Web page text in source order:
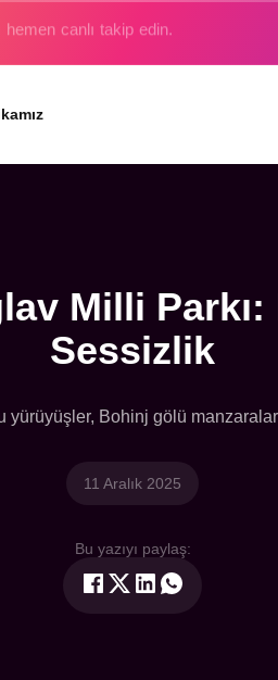
gerçek oluyor.
Milli
Sessizlik
yürüyüşler, Bohinj gölü
11 Aralık 2025
Bu yazıyı paylaş: